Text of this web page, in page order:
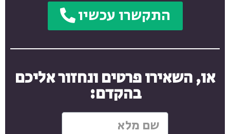
התקשרו עכשיו
או, השאירו פרטים ונחזור אליכם
בהקדם: